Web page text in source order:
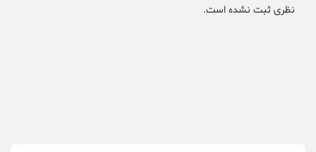
نظری ثبت نشده است.